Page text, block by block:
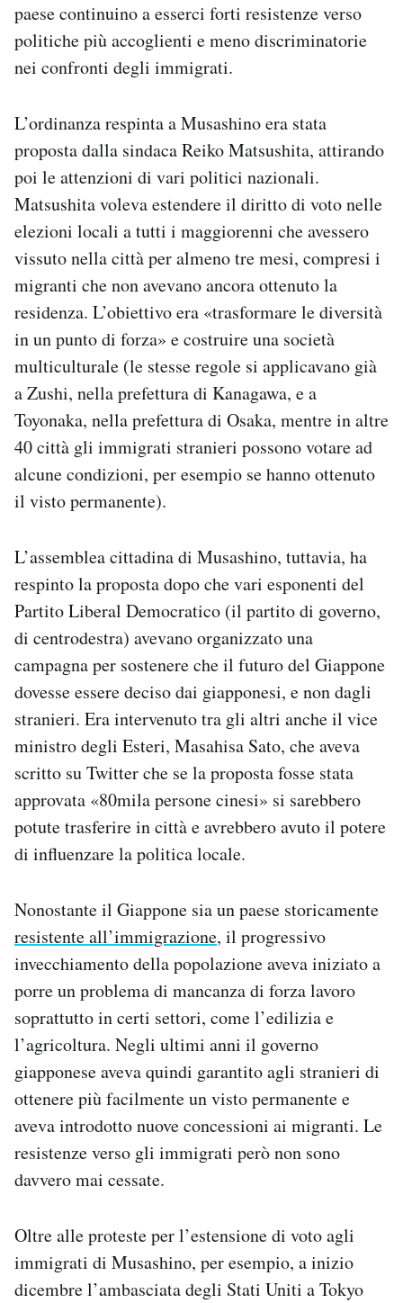
paese continuino a esserci forti resistenze verso
politiche più accoglienti e meno discriminatorie
nei confronti degli immigrati.
L’ordinanza respinta a Musashino era stata
proposta dalla sindaca Reiko Matsushita, attirando
poi le attenzioni di vari politici nazionali.
Matsushita voleva estendere il diritto di voto nelle
elezioni locali a tutti i maggiorenni che avessero
vissuto nella città per almeno tre mesi, compresi i
migranti che non avevano ancora ottenuto la
residenza. L’obiettivo era «trasformare le diversità
in un punto di forza» e costruire una società
multiculturale (le stesse regole si applicavano già
a Zushi, nella prefettura di Kanagawa, e a
Toyonaka, nella prefettura di Osaka, mentre in altre
40 città gli immigrati stranieri possono votare ad
alcune condizioni, per esempio se hanno ottenuto
il visto permanente).
L’assemblea cittadina di Musashino, tuttavia, ha
respinto la proposta dopo che vari esponenti del
Partito Liberal Democratico (il partito di governo,
di centrodestra) avevano organizzato una
campagna per sostenere che il futuro del Giappone
dovesse essere deciso dai giapponesi, e non dagli
stranieri. Era intervenuto tra gli altri anche il vice
ministro degli Esteri, Masahisa Sato, che aveva
scritto su Twitter che se la proposta fosse stata
approvata «80mila persone cinesi» si sarebbero
potute trasferire in città e avrebbero avuto il potere
di influenzare la politica locale.
Nonostante il Giappone sia un paese storicamente
resistente all’immigrazione, il progressivo
invecchiamento della popolazione aveva iniziato a
porre un problema di mancanza di forza lavoro
soprattutto in certi settori, come l’edilizia e
l’agricoltura. Negli ultimi anni il governo
giapponese aveva quindi garantito agli stranieri di
ottenere più facilmente un visto permanente e
aveva introdotto nuove concessioni ai migranti. Le
resistenze verso gli immigrati però non sono
davvero mai cessate.
Oltre alle proteste per l’estensione di voto agli
immigrati di Musashino, per esempio, a inizio
dicembre l’ambasciata degli Stati Uniti a Tokyo